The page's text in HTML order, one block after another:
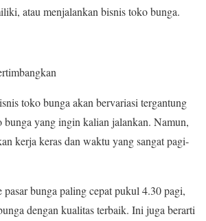
atau menjalankan bisnis toko bunga.
toko bunga akan bervariasi tergantung
bunga yang ingin kalian jalankan. Namun,
kerja keras dan waktu yang sangat pagi-
bunga paling cepat pukul 4.30 pagi,
dengan kualitas terbaik. Ini juga berarti